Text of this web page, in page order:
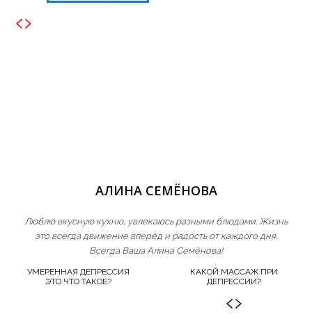
АЛИНА СЕМЁНОВА
Люблю вкусную кухню, увлекаюсь разными блюдами. Жизнь
это всегда движение вперёд и радость от каждого дня.
Всегда Ваша Алина Семёнова!
УМЕРЕННАЯ ДЕПРЕССИЯ
ЭТО ЧТО ТАКОЕ?
КАКОЙ МАССАЖ ПРИ
ДЕПРЕССИИ?